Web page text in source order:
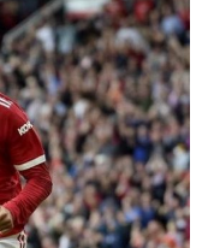
Mundialu.
Wszystko
Się
Nagrało
[WIDEO]